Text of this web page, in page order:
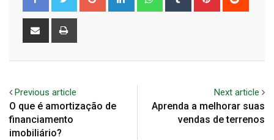
Share
Previous article
O que é amortização de
financiamento
imobiliário?
Next article
Aprenda a melhorar suas
vendas de terrenos